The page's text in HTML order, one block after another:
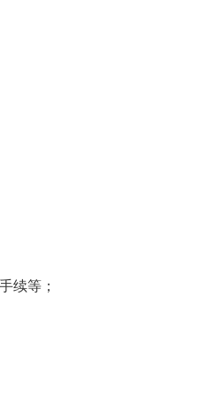
续等；